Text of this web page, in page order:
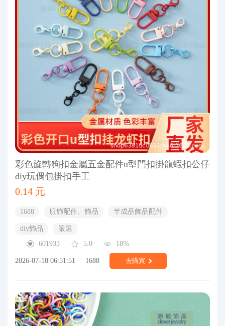
彩色旋轉狗扣金屬五金配件u型門扣掛龍蝦扣公仔
diy玩偶包掛扣手工
0.14 元
1688 服飾配件、飾品 半成品飾品配件
diy飾品
嚴選
601933
5.0 18%
2026-07-18 06:51:51 1688 去購買